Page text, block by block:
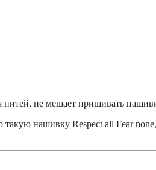
нитей, не мешает пришивать
нашивку Respect all Fear